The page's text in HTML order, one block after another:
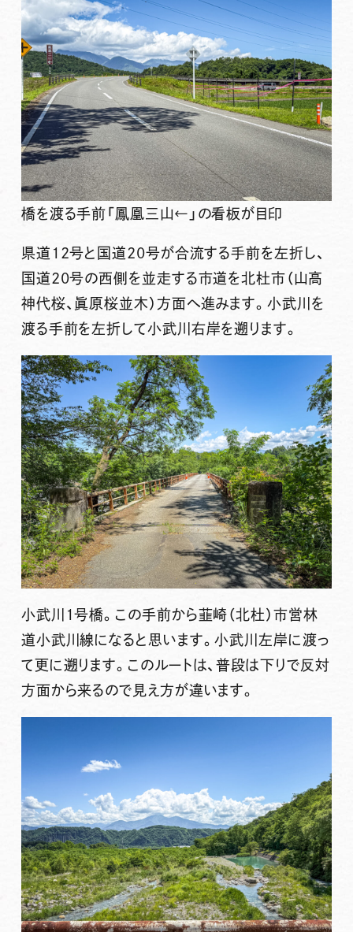
橋を渡る手前「鳳凰三山←」の看板が目印
県道12号と国道20号が合流する手前を左折し、
国道20号の西側を並走する市道を北杜市（山高
神代桜、眞原桜並木）方面へ進みます。小武川を
渡る手前を左折して小武川右岸を遡ります。
小武川1号橋。この手前から韮崎（北杜）市営林
道小武川線になると思います。小武川左岸に渡っ
て更に遡ります。このルートは、普段は下りで反対
方面から来るので見え方が違います。